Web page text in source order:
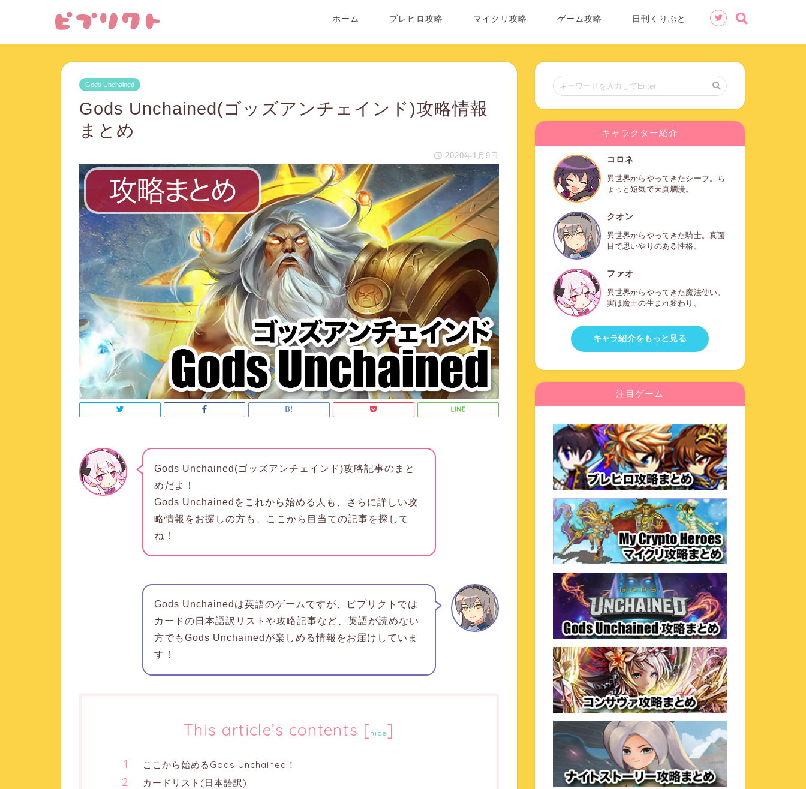
ホーム ブレヒロ攻略 マイクリ攻略 ゲーム攻略 日刊くりぷと
Gods Unchained
Gods Unchained(ゴッズアンチェインド)攻略情報
まとめ
2020年1月9日
Gods Unchained(ゴッズアンチェインド)攻略記事のまと
めだよ！
Gods Unchainedをこれから始める人も、さらに詳しい攻
略情報をお探しの方も、ここから目当ての記事を探して
ね！
Gods Unchainedは英語のゲームですが、ピプリクトでは
カードの日本語訳リストや攻略記事など、英語が読めない
方でもGods Unchainedが楽しめる情報をお届けしていま
す！
This article’s contents [hide]
ここから始めるGods Unchained！
カードリスト(日本語訳)
キャラクター紹介
コロネ
異世界からやってきたシーフ。ち
ょっと短気で天真爛漫。
クオン
異世界からやってきた騎士。真面
目で思いやりのある性格。
ファオ
異世界からやってきた魔法使い。
実は魔王の生まれ変わり。
キャラ紹介をもっと見る
注目ゲーム